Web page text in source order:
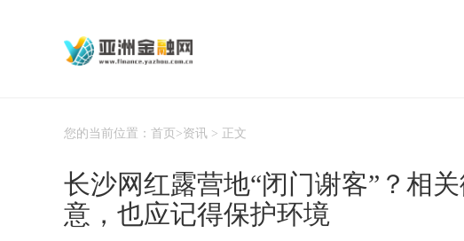
您的当前位置： 首页 >资讯 > 正文
长沙网红露营地“闭门谢客”？相
意，也应记得保护环境